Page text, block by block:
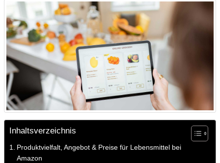
Inhaltsverzeichnis
Produktvielfalt, Angebot & Preise für Lebensmittel bei
Amazon